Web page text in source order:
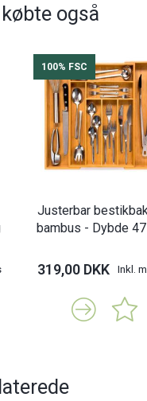
også
100% FSC
Justerbar
bambus - Dybde
319,00 DKK Inkl.